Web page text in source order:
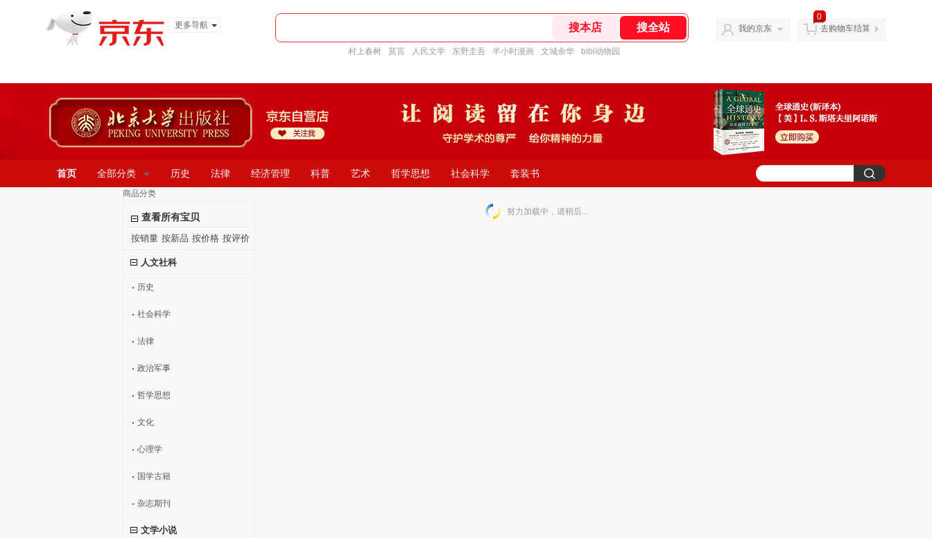
更多导航
村上春树 莫言 人民文学 东野圭吾 半小时漫画 文城余华 bibi动物园
我的京东
0
去购物车结算
首页 全部分类 历史 法律 经济管理 科普 艺术 哲学思想 社会科学 套装书
商品分类
查看所有宝贝
按销量 按新品 按价格 按评价
人文社科
历史
社会科学
法律
政治军事
哲学思想
文化
心理学
国学古籍
杂志期刊
文学小说
努力加载中，请稍后...